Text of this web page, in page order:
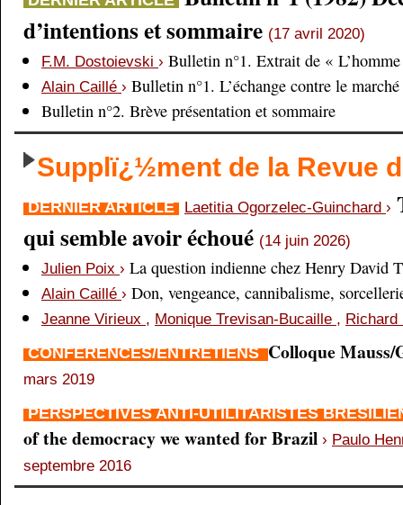
d’intentions et sommaire (17 avril 2020)
F.M. Dostoievski › Bulletin n°1. Extrait de «
Alain Caillé › Bulletin n°1. L’échange contre le marché
Bulletin n°2. Brève présentation et sommaire
Supplï¿½ment de la Revue
DERNIER ARTICLE Laetitia Ogorzelec-Guinchard ›
qui semble avoir échoué (14 juin 2026)
Julien Poix › La question indienne chez Henry David
Alain Caillé › Don, vengeance, cannibalisme,
Jeanne Virieux , Monique Trevisan-Bucaille ,
CONFÉRENCES/ENTRETIENS Colloque
mars 2019
PERSPECTIVES ANTI-UTILITARISTES
of the democracy we wanted for Brazil › Paulo
septembre 2016